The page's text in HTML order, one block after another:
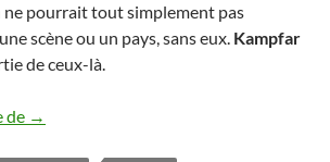
ne pourrait tout simplement pas
scène ou un pays, sans eux. Kampfar
de ceux-là.
de Kampfar – Ofidians Manifest
→